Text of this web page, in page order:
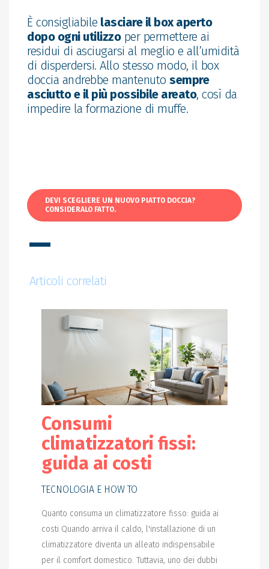
È consigliabile lasciare il box aperto
dopo ogni utilizzoper permettere ai
residui di asciugarsi al meglio e all’umidità
di disperdersi. Allo stesso modo, il box
doccia andrebbe mantenuto sempre
asciutto e il più possibile areato, così da
impedire la formazione di muffe.
DEVI SCEGLIERE UN NUOVO PIATTO DOCCIA?
CONSIDERALO FATTO.
Articoli correlati
Consumi
climatizzatori fissi:
guida ai costi
TECNOLOGIA E HOW TO
Quanto consuma un climatizzatore fisso: guida ai
costi Quando arriva il caldo, l'installazione di un
climatizzatore diventa un alleato indispensabile
per il comfort domestico. Tuttavia, uno dei dubbi